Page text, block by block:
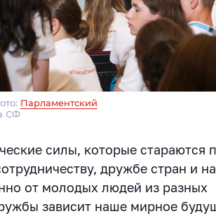
Парламентский
СФ
силы, которые стараются
дружбе стран и
от молодых людей из разных
зависит наше мирное